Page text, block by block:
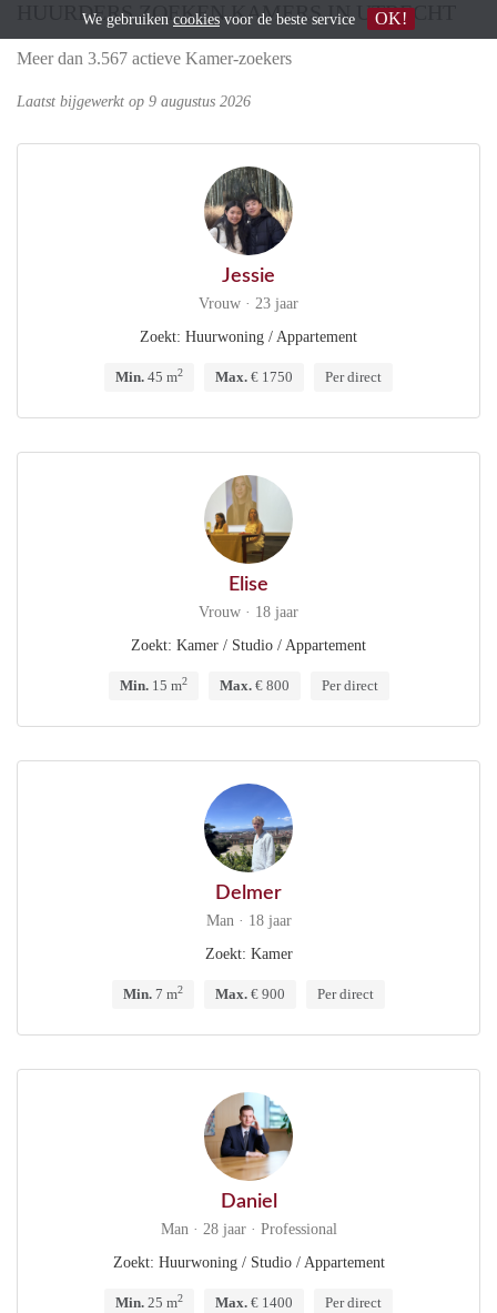
HUURDERS ZOEKEN KAMERS IN UTRECHT
Meer dan 3.567 actieve Kamer-zoekers
Laatst bijgewerkt op 9 augustus 2026
Jessie
Vrouw · 23 jaar
Zoekt: Huurwoning / Appartement
Min. 45 m2 Max. € 1750 Per direct
Elise
Vrouw · 18 jaar
Zoekt: Kamer / Studio / Appartement
Min.15 m2 Max.€ 800 Per direct
Delmer
Man · 18 jaar
Zoekt: Kamer
Min. 7 m2 Max. € 900 Per direct
Daniel
Man · 28 jaar · Professional
Zoekt: Huurwoning / Studio / Appartement
Min. 25 m2 Max. € 1400 Per direct
We gebruiken cookies voor de beste service OK!